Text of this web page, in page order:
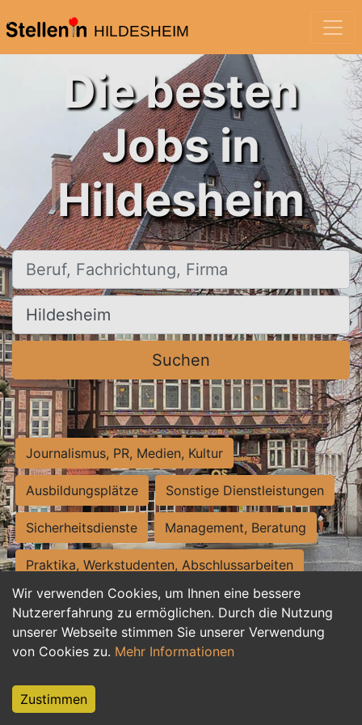
HILDESHEIM
Wir verwenden Cookies, um Ihnen eine bessere
Nutzererfahrung zu ermöglichen. Durch die Nutzung
unserer Webseite stimmen Sie unserer Verwendung
von Cookies zu. Mehr Informationen
Zustimmen
Die besten
Jobs in
Hildesheim
Beruf, Fachrichtung, Firma
Ort, Stadt
Suchen
Journalismus, PR, Medien, Kultur
Ausbildungsplätze Sonstige Dienstleistungen
Sicherheitsdienste Management, Beratung
Praktika, Werkstudenten, Abschlussarbeiten
Personalwesen Assistenz, Sekretariat
Hilfskräfte, Aushilfs- und Nebenjobs
Weiterbildung, Studium, duale Ausbildung